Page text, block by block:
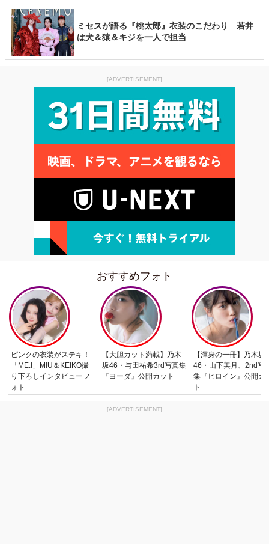
ミセスが語る『桃太郎』衣装のこだわり 若井
は犬＆猿＆キジを一人で担当
[ADVERTISEMENT]
おすすめフォト
ピンクの衣装がステキ！
「ME:I」MIU＆KEIKO撮
り下ろしインタビューフ
ォト
【大胆カット満載】乃木
坂46・与田祐希3rd写真集
『ヨーダ』公開カット
【渾身の一冊】乃木坂
46・山下美月、2nd写
集『ヒロイン』公開カ
ト
[ADVERTISEMENT]